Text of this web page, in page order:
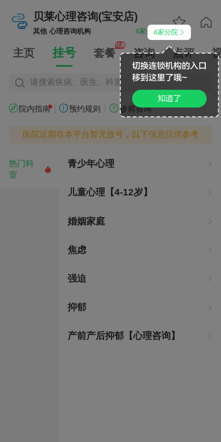
贝莱心理咨询(宝安店)
其他 心理咨询机构 4家分院 
 
4家分院 
主页 挂号 套餐
优惠
咨询 点评
请搜索疾病、医生、科室
 院内指南 预约规则 诊前咨询
医院近期在本平台暂无放号，以下信息仅供参考
热门科
室

青少年心理 
儿童心理【4-12岁】 
婚姻家庭 
焦虑 
强迫 
抑郁 
产前产后抑郁【心理咨询】 